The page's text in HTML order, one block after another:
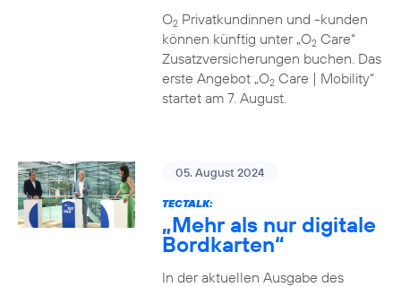
O2Privatkundinnen und -kunden
können künftig unter „O2Care“
Zusatzversicherungen buchen. Das
erste Angebot „O2Care | Mobility“
startet am 7. August.
05. August 2024
TECTALK:
„Mehr als nur digitale
Bordkarten“
In der aktuellen Ausgabe des